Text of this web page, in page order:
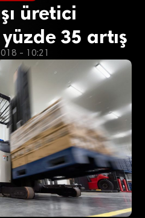
üretici
35 artış
- 10:21